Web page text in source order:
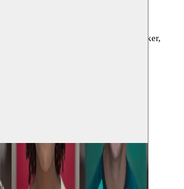
Brendes, Jolente De Keersmaeker,
Timimi, Issam Dakka, Youness
Toneelhuis, Vooruit